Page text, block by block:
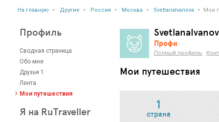
На главную » Другие » Россия » Москва » SvetlanaIvanova » Мои
Профиль
Сводная страница
Обо мне
Друзья 1
Лента
Мои путешествия
Я на RuTraveller
Профи
Полный профиль
Мои путешествия
1
страна